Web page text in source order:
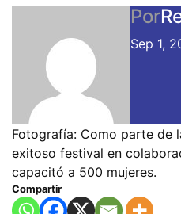
Por
Sep 1,
Fotografía: Como parte de
exitoso festival en
capacitó a 500 mujeres.
Compartir